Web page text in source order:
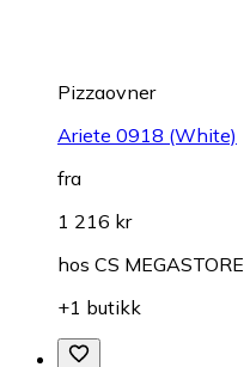
Pizzaovner
Ariete 0918 (White)
fra
1 216 kr
hos CS MEGASTORE
+1 butikk